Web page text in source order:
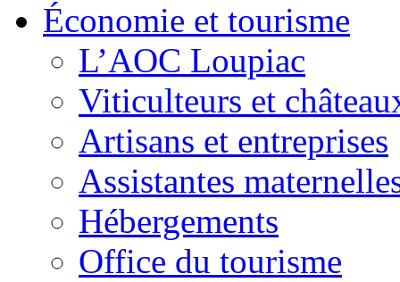
Économie et tourisme
L’AOC Loupiac
Viticulteurs et
Artisans et entreprises
Assistantes
Hébergements
Office du tourisme